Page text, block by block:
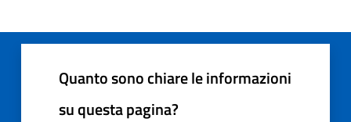
Quanto sono chiare le informazioni
su questa pagina?